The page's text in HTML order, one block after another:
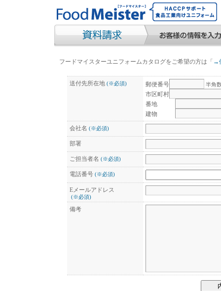
フードマイスターユニフォームカタログをご希望の方は「 →
送付先所在地 (※必須) 郵便番号 半角
市区町村
番地
建物
会社名 (※必須)
部署
ご担当者名 (※必須)
電話番号 (※必須)
Eメールアドレス
(※必須)
備考